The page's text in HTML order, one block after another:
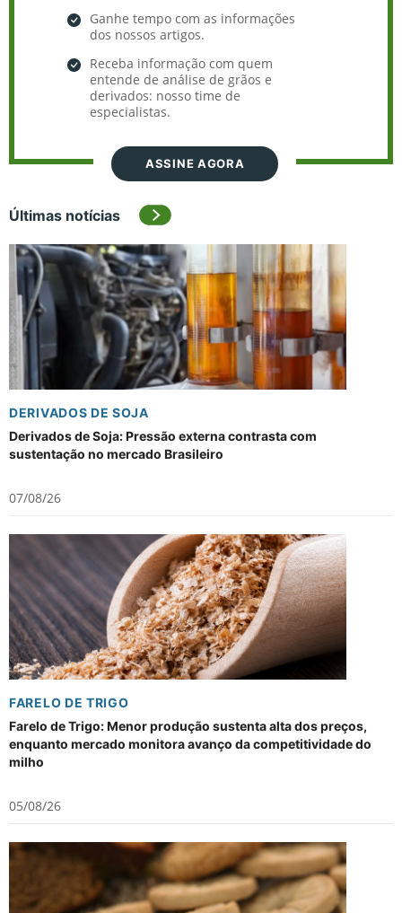
Ganhe tempo com as informações
dos nossos artigos.
Receba informação com quem
entende de análise de grãos e
derivados: nosso time de
especialistas.
ASSINE AGORA
Últimas notícias
DERIVADOS DE SOJA
Derivados de Soja: Pressão externa contrasta com
sustentação no mercado Brasileiro
07/08/26
FARELO DE TRIGO
Farelo de Trigo: Menor produção sustenta alta dos preços,
enquanto mercado monitora avanço da competitividade do
milho
05/08/26